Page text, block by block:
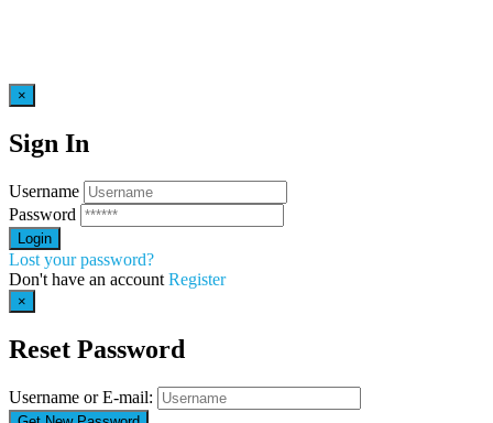
×
Sign In
Username
Password
Lost your password?
Don't have an account Register
×
Reset Password
Username or E-mail: